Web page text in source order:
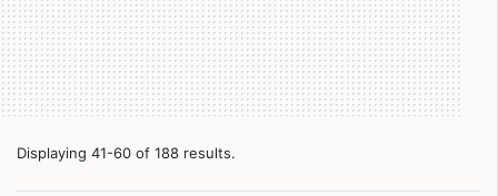
Displaying 41-60 of 188 results.